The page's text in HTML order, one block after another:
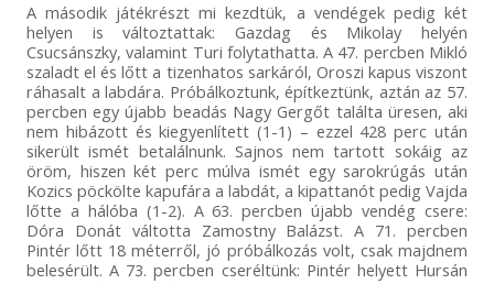
A második játékrészt mi kezdtük, a vendégek pedig két
helyen is változtattak: Gazdag és Mikolay helyén
Csucsánszky, valamint Turi folytathatta. A 47. percben Mikló
szaladt el és lőtt a tizenhatos sarkáról, Oroszi kapus viszont
ráhasalt a labdára. Próbálkoztunk, építkeztünk, aztán az 57.
percben egy újabb beadás Nagy Gergőt találta üresen, aki
nem hibázott és kiegyenlített (1-1) – ezzel 428 perc után
sikerült ismét betalálnunk. Sajnos nem tartott sokáig az
öröm, hiszen két perc múlva ismét egy sarokrúgás után
Kozics pöckölte kapufára a labdát, a kipattanót pedig Vajda
lőtte a hálóba (1-2). A 63. percben újabb vendég csere:
Dóra Donát váltotta Zamostny Balázst. A 71. percben
Pintér lőtt 18 méterről, jó próbálkozás volt, csak majdnem
belesérült. A 73. percben cseréltünk: Pintér helyett Hursán